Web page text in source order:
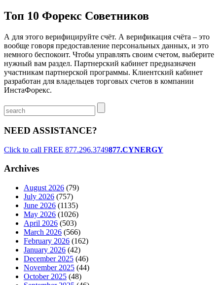
Топ 10 Форекс Советников
А для этого верифицируйте счёт. А верификация счёта – это
вообще говоря предоставление персональных данных, и это
немного беспокоит. Чтобы управлять своим счетом, выберите
нужный вам раздел. Партнерский кабинет предназначен
участникам партнерской программы. Клиентский кабинет
разработан для владельцев торговых счетов в компании
ИнстаФорекс.
NEED ASSISTANCE?
Click to call FREE 877.296.3749877.CYNERGY
Archives
August 2026 (79)
July 2026 (757)
June 2026 (1135)
May 2026 (1026)
April 2026 (503)
March 2026 (566)
February 2026 (162)
January 2026 (42)
December 2025 (46)
November 2025 (44)
October 2025 (48)